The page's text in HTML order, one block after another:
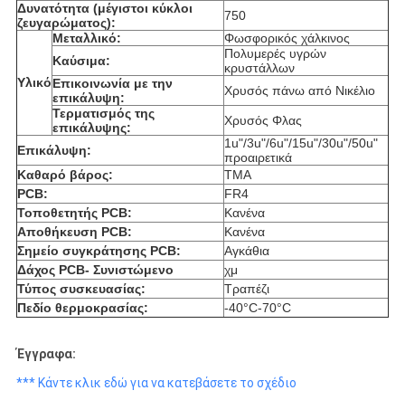
Δυνατότητα (μέγιστοι κύκλοι
ζευγαρώματος):
750
Υλικό
Μεταλλικό:
Φωσφορικός χάλκινος
Καύσιμα:
Πολυμερές υγρών
κρυστάλλων
Επικοινωνία με την
επικάλυψη:
Χρυσός πάνω από Νικέλιο
Τερματισμός της
επικάλυψης:
Χρυσός Φλας
Επικάλυψη:
1u"/3u"/6u"/15u"/30u"/50u"
προαιρετικά
Καθαρό βάρος:
ΤΜΑ
PCB:
FR4
Τοποθετητής PCB:
Κανένα
Αποθήκευση PCB:
Κανένα
Σημείο συγκράτησης PCB:
Αγκάθια
Δάχος PCB- Συνιστώμενο
χμ
Τύπος συσκευασίας:
Τραπέζι
Πεδίο θερμοκρασίας:
-40°C-70°C
Έγγραφα:
*** Κάντε κλικ εδώ για να κατεβάσετε το σχέδιο